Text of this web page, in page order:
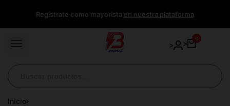
Regístrate como mayorista en nuestra plataforma
> >
0
Inicio
directamente
al
contenido